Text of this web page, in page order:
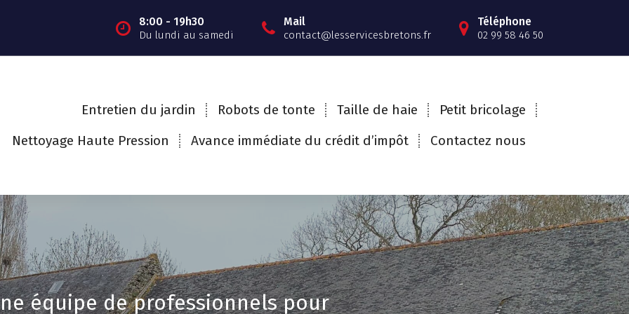
8:00 - 19h30
Du lundi au samedi
Mail
contact@lesservicesbretons.fr
Téléphone
02 99 58 46 50
Entretien du jardin Robots de tonte Taille de haie
Petit bricolage
Nettoyage Haute Pression
Avance immédiate du crédit d’impôt Contactez nous
équipe de professionnels pour